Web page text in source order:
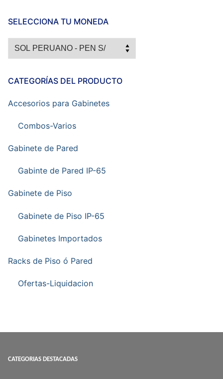
SELECCIONA TU MONEDA
CATEGORÍAS DEL PRODUCTO
Accesorios para Gabinetes
Combos-Varios
Gabinete de Pared
Gabinte de Pared IP-65
Gabinete de Piso
Gabinete de Piso IP-65
Gabinetes Importados
Racks de Piso ó Pared
Ofertas-Liquidacion
CATEGORIAS DESTACADAS